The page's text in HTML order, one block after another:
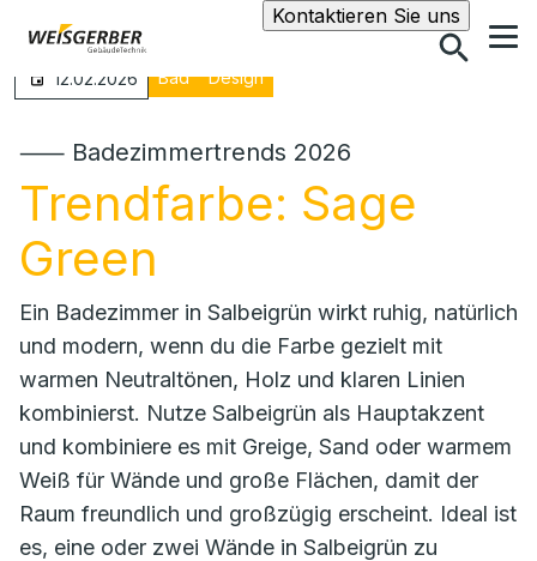
Kontaktieren Sie unsSuche
12.02.2026 Bad Design
⸺ Badezimmertrends 2026
Trendfarbe: Sage
Green
Ein Badezimmer in Salbeigrün wirkt ruhig, natürlich
und modern, wenn du die Farbe gezielt mit
warmen Neutraltönen, Holz und klaren Linien
kombinierst. Nutze Salbeigrün als Hauptakzent
und kombiniere es mit Greige, Sand oder warmem
Weiß für Wände und große Flächen, damit der
Raum freundlich und großzügig erscheint. Ideal ist
es, eine oder zwei Wände in Salbeigrün zu